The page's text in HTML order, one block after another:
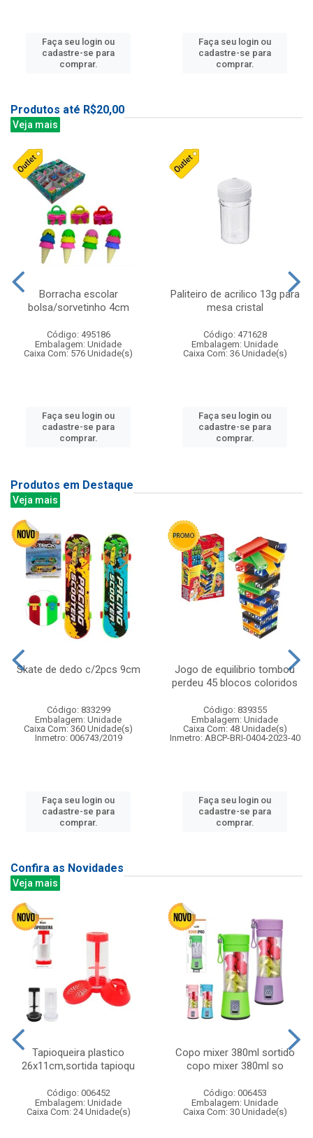
Faça seu login ou
cadastre-se para
comprar.
Faça seu login ou
cadastre-se para
comprar.
Produtos até R$20,00
Veja mais
Borracha escolar
bolsa/sorvetinho 4cm
Código: 495186
Embalagem: Unidade
Caixa Com: 576 Unidade(s)
Faça seu login ou
cadastre-se para
comprar.
Paliteiro de acrilico 13g para
mesa cristal
Código: 471628
Embalagem: Unidade
Caixa Com: 36 Unidade(s)
Faça seu login ou
cadastre-se para
comprar.
Produtos em Destaque
Veja mais
Skate de dedo c/2pcs 9cm
Código: 833299
Embalagem: Unidade
Caixa Com: 360 Unidade(s)
Inmetro: 006743/2019
Faça seu login ou
cadastre-se para
comprar.
Jogo de equilibrio tombou
perdeu 45 blocos coloridos
Código: 839355
Embalagem: Unidade
Caixa Com: 48 Unidade(s)
Inmetro: ABCP-BRI-0404-2023-40
Faça seu login ou
cadastre-se para
comprar.
Confira as Novidades
Veja mais
Tapioqueira plastico
26x11cm,sortida tapioqu
Código: 006452
Embalagem: Unidade
Caixa Com: 24 Unidade(s)
Copo mixer 380ml sortido
copo mixer 380ml so
Código: 006453
Embalagem: Unidade
Caixa Com: 30 Unidade(s)